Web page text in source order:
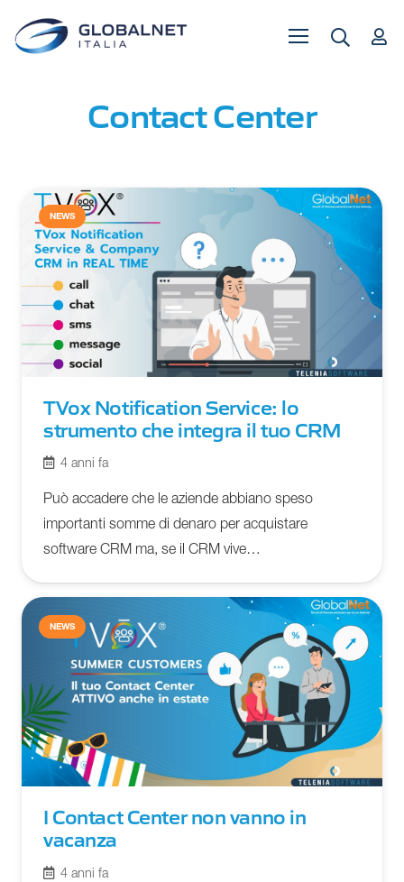
Contact Center
NEWS
TVox Notification Service: lo
strumento che integra il tuo CRM
4 anni fa
Può accadere che le aziende abbiano speso
importanti somme di denaro per acquistare
software CRM ma, se il CRM vive…
NEWS
I Contact Center non vanno in
vacanza
4 anni fa